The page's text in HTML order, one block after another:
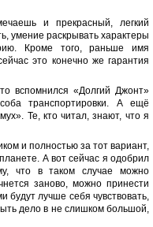
и прекрасный, легкий
умение раскрывать характеры
Кроме того, раньше имя
это конечно же гарантия
вспомнился «Долгий Джонт»
транспортировки. А ещё
Те, кто читал, знают, что я
и полностью за тот вариант,
А вот сейчас я одобрил
что в таком случае можно
заново, можно принести
будут лучше себя чувствовать,
дело в не слишком большой,